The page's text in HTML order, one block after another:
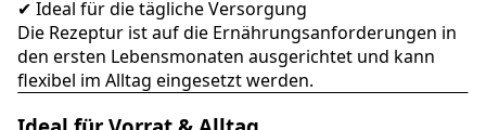
✔ Ideal für die tägliche Versorgung
Die Rezeptur ist auf die Ernährungsanforderungen in
den ersten Lebensmonaten ausgerichtet und kann
flexibel im Alltag eingesetzt werden.